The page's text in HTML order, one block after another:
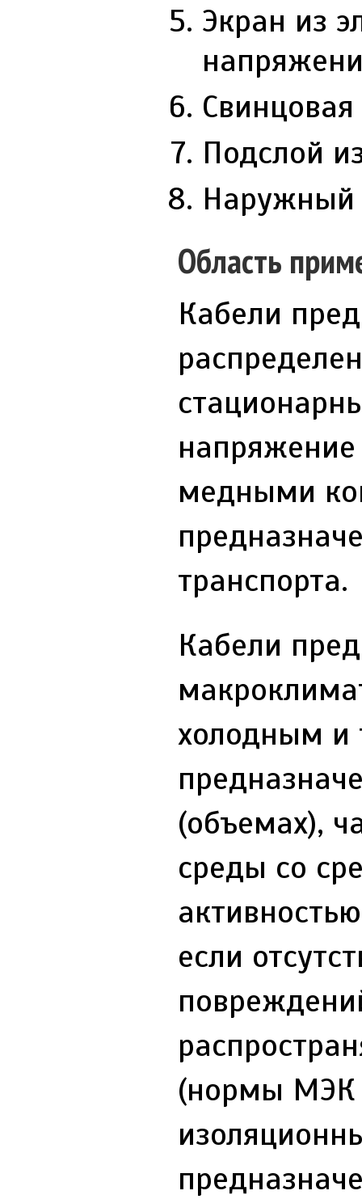
Экран из
Подслой
Наружный
Область
Кабели
напряжение
медными
транспорта.
Кабели
холодным и
(объемах),
среды со
если
(нормы МЭК